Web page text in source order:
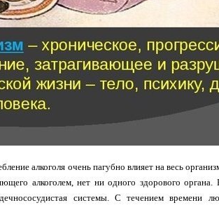
алкоголя очень пагубно влияет на весь
алкоголем, нет ни одного здорового органа.
системы. С течением времени